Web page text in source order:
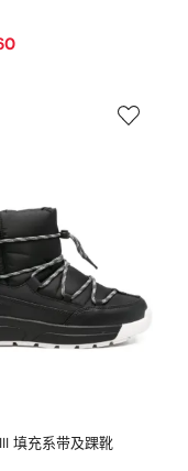
填充系带及踝靴